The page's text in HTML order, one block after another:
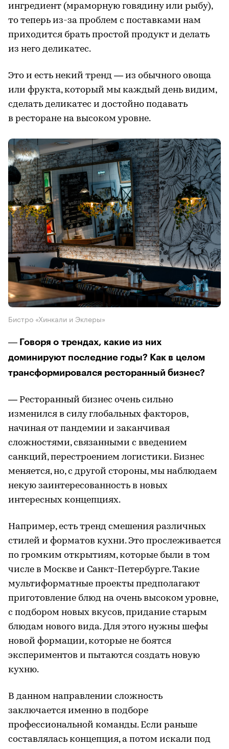
ингредиент (мраморную говядину или рыбу),
то теперь из-за проблем с поставками нам
приходится брать простой продукт и делать
из него деликатес.
Это и есть некий тренд ― из обычного овоща
или фрукта, который мы каждый день видим,
сделать деликатес и достойно подавать
в ресторане на высоком уровне.
Бистро «Хинкали и Эклеры»
― Говоря о трендах, какие из них
доминируют последние годы? Как в целом
трансформировался ресторанный бизнес?
― Ресторанный бизнес очень сильно
изменился в силу глобальных факторов,
начиная от пандемии и заканчивая
сложностями, связанными с введением
санкций, перестроением логистики. Бизнес
меняется, но, с другой стороны, мы наблюдаем
некую заинтересованность в новых
интересных концепциях.
Например, есть тренд смешения различных
стилей и форматов кухни. Это прослеживается
по громким открытиям, которые были в том
числе в Москве и Санкт-Петербурге. Такие
мультиформатные проекты предполагают
приготовление блюд на очень высоком уровне,
с подбором новых вкусов, придание старым
блюдам нового вида. Для этого нужны шефы
новой формации, которые не боятся
экспериментов и пытаются создать новую
кухню.
В данном направлении сложность
заключается именно в подборе
профессиональной команды. Если раньше
составлялась концепция, а потом искали под